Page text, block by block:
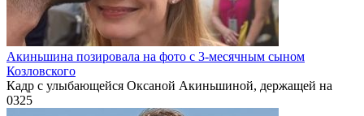
Акиньшина позировала на фото с 3-месячным сыном
Козловского
Кадр с улыбающейся Оксаной Акиньшиной, держащей на
0325